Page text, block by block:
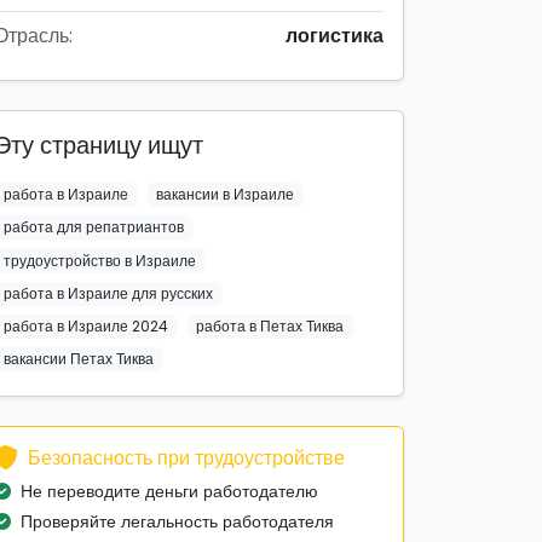
логистика
страницу ищут
работа в Израиле
вакансии в Израиле
работа для репатриантов
трудоустройство в Израиле
работа в Израиле для русских
работа в Израиле 2024
работа в Петах Тиква
вакансии Петах Тиква
Безопасность при трудоустройстве
Не переводите деньги работодателю
Проверяйте легальность работодателя